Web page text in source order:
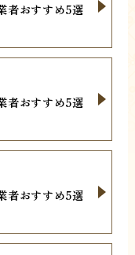
者おすすめ5選
者おすすめ5選
者おすすめ5選